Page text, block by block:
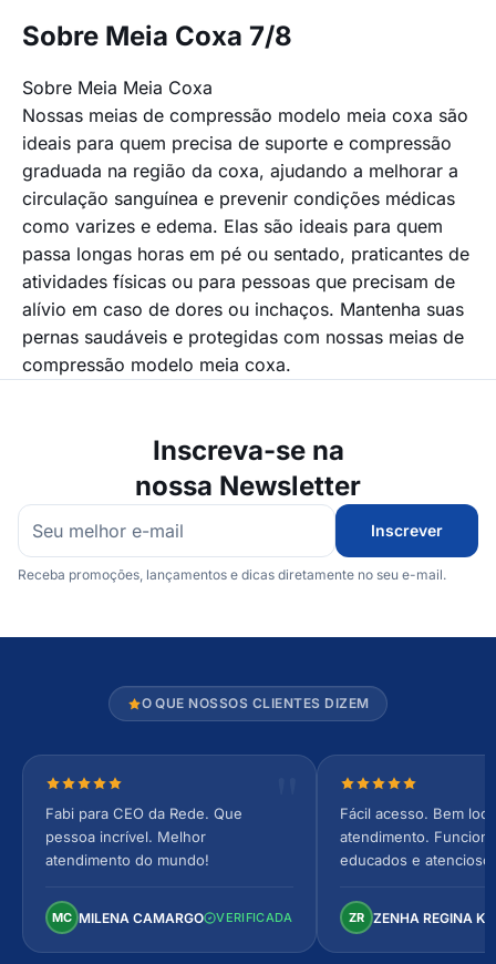
Sobre Meia Coxa 7/8
Sobre Meia Meia Coxa
Nossas meias de compressão modelo meia coxa são
ideais para quem precisa de suporte e compressão
graduada na região da coxa, ajudando a melhorar a
circulação sanguínea e prevenir condições médicas
como varizes e edema. Elas são ideais para quem
passa longas horas em pé ou sentado, praticantes de
atividades físicas ou para pessoas que precisam de
alívio em caso de dores ou inchaços. Mantenha suas
pernas saudáveis e protegidas com nossas meias de
compressão modelo meia coxa.
Inscreva-se na
nossa Newsletter
Inscrever
Receba promoções, lançamentos e dicas diretamente no seu e-mail.
O QUE NOSSOS CLIENTES DIZEM
Nota 5 de 5 estrelas
Fabi para CEO da Rede. Que
pessoa incrível. Melhor
atendimento do mundo!
MC MILENA CAMARGO VERIFICADA
Nota 5 de 5
Fácil acesso. Bem
atendimento.
educados e
Perfeito!
ZR ZENHA REGINA